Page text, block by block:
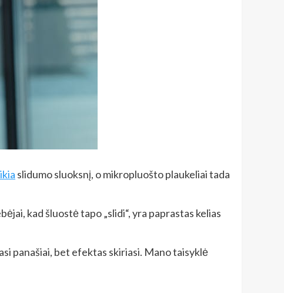
slidumo sluoksnį, o mikropluošto plaukeliai tada
kad šluostė tapo „slidi“, yra paprastas kelias
panašiai, bet efektas skiriasi. Mano taisyklė